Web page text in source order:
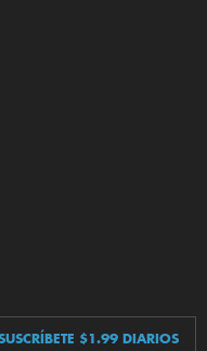
$1.99 DIARIOS